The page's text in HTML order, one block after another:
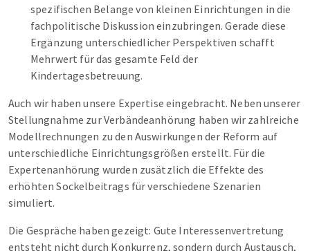
spezifischen Belange von kleinen Einrichtungen in die
fachpolitische Diskussion einzubringen. Gerade diese
Ergänzung unterschiedlicher Perspektiven schafft
Mehrwert für das gesamte Feld der
Kindertagesbetreuung.
Auch wir haben unsere Expertise eingebracht. Neben unserer
Stellungnahme zur Verbändeanhörung haben wir zahlreiche
Modellrechnungen zu den Auswirkungen der Reform auf
unterschiedliche Einrichtungsgrößen erstellt. Für die
Expertenanhörung wurden zusätzlich die Effekte des
erhöhten Sockelbeitrags für verschiedene Szenarien
simuliert.
Die Gespräche haben gezeigt: Gute Interessenvertretung
entsteht nicht durch Konkurrenz, sondern durch Austausch,